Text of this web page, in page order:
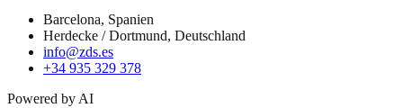
Barcelona, Spanien
Herdecke / Dortmund, Deutschland
info@zds.es
+34 935 329 378
Powered by AI